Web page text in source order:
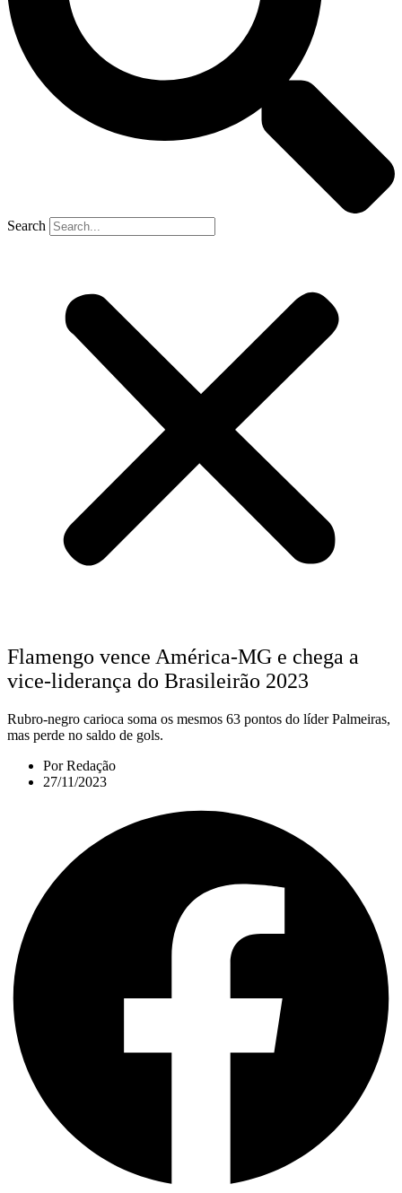
Search
Flamengo vence América-MG e chega a
vice-liderança do Brasileirão 2023
Rubro-negro carioca soma os mesmos 63 pontos do líder Palmeiras,
mas perde no saldo de gols.
PorRedação
27/11/2023